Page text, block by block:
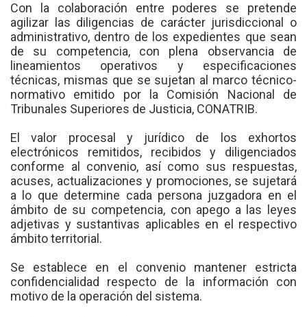
Con la colaboración entre poderes se pretende
agilizar las diligencias de carácter jurisdiccional o
administrativo, dentro de los expedientes que sean
de su competencia, con plena observancia de
lineamientos operativos y especificaciones
técnicas, mismas que se sujetan al marco técnico-
normativo emitido por la Comisión Nacional de
Tribunales Superiores de Justicia, CONATRIB.
El valor procesal y jurídico de los exhortos
electrónicos remitidos, recibidos y diligenciados
conforme al convenio, así como sus respuestas,
acuses, actualizaciones y promociones, se sujetará
a lo que determine cada persona juzgadora en el
ámbito de su competencia, con apego a las leyes
adjetivas y sustantivas aplicables en el respectivo
ámbito territorial.
Se establece en el convenio mantener estricta
confidencialidad respecto de la información con
motivo de la operación del sistema.